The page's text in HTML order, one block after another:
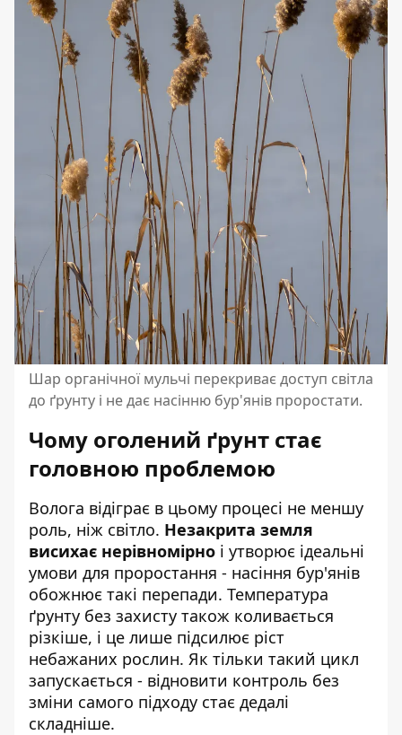
Шар органічної мульчі перекриває доступ світла
до ґрунту і не дає насінню бур'янів проростати.
Чому оголений ґрунт стає
головною проблемою
Волога відіграє в цьому процесі не меншу
роль, ніж світло. Незакрита земля
висихає нерівномірно і утворює ідеальні
умови для проростання - насіння бур'янів
обожнює такі перепади. Температура
ґрунту без захисту також коливається
різкіше, і це лише підсилює ріст
небажаних рослин. Як тільки такий цикл
запускається - відновити контроль без
зміни самого підходу стає дедалі
складніше.